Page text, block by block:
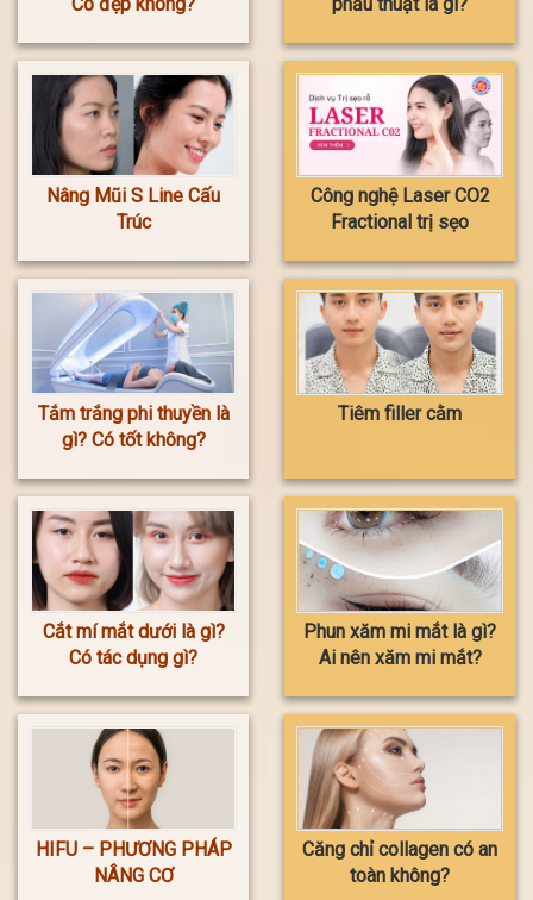
Nâng Mũi S Line Cấu
Trúc
Công nghệ Laser CO2
Fractional trị sẹo
Tắm trắng phi thuyền là
gì? Có tốt không?
Tiêm filler cằm
Cắt mí mắt dưới là gì?
Có tác dụng gì?
Phun xăm mi mắt là gì?
Ai nên xăm mi mắt?
HIFU – PHƯƠNG PHÁP
NÂNG CƠ
Căng chỉ collagen có an
toàn không?